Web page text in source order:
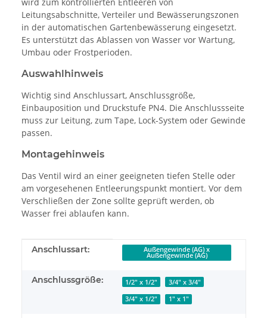
Leitungsabschnitte, Verteiler und Bewässerungszonen
in der automatischen Gartenbewässerung eingesetzt.
Es unterstützt das Ablassen von Wasser vor Wartung,
Umbau oder Frostperioden.
Auswahlhinweis
Wichtig sind Anschlussart, Anschlussgröße,
Einbauposition und Druckstufe PN4. Die Anschlussseite
muss zur Leitung, zum Tape, Lock-System oder Gewinde
passen.
Montagehinweis
Das Ventil wird an einer geeigneten tiefen Stelle oder
am vorgesehenen Entleerungspunkt montiert. Vor dem
Verschließen der Zone sollte geprüft werden, ob
Wasser frei ablaufen kann.
Produkteigenschaft
Wert
Anschlussart: Außengewinde (AG) x
Außengewinde (AG)
Anschlussgröße: 1/2" x 1/2" 3/4" x 3/4"
3/4" x 1/2" 1" x 1"